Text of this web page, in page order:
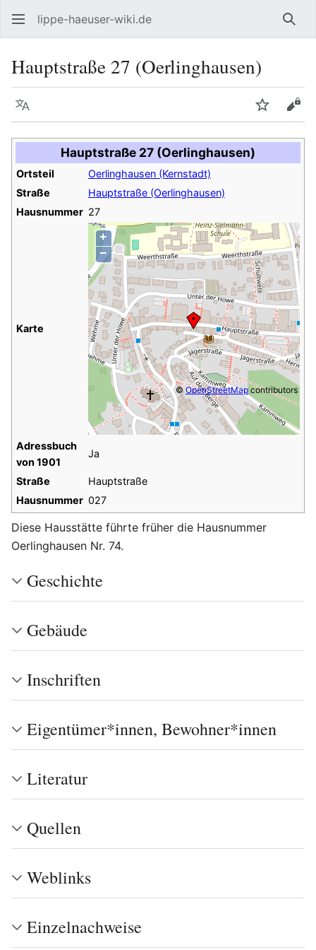
lippe-haeuser-wiki.de
Hauptstraße 27 (Oerlinghausen)
Sprache
Hauptstraße 27 (Oerlinghausen)
Ortsteil
Oerlinghausen (Kernstadt)
Straße
Hauptstraße (Oerlinghausen)
Hausnummer 27
Karte
+
−
©OpenStreetMapcontributors
Adressbuch
von 1901
Ja
Straße
Hauptstraße
Hausnummer 027
Diese Hausstätte führte früher die Hausnummer
Oerlinghausen Nr. 74.
Geschichte
Gebäude
Inschriften
Eigentümer*innen, Bewohner*innen
Literatur
Quellen
Weblinks
Einzelnachweise